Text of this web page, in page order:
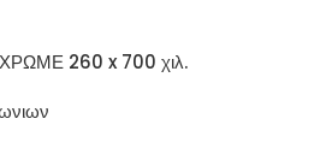
260 x 700 χιλ.